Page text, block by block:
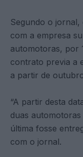
Segundo o jornal,
com a empresa
automotoras, por
contrato previa a
a partir de
“A partir desta
duas
última fosse
com o jornal.